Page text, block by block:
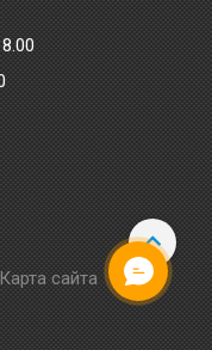
Карта сайта